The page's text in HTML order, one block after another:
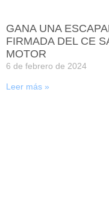
GANA UNA
FIRMADA DEL CE
MOTOR
6 de febrero de 2024
Leer más »